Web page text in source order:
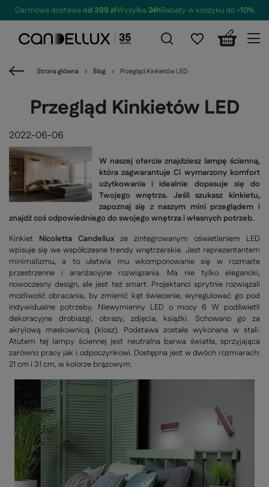
Darmowa dostawa od 399 złWysyłka 24hRabaty w koszyku do-10%
Strona główna Blog Przegląd Kinkietów LED
Przegląd Kinkietów LED
2022-06-06
W naszej ofercie znajdziesz lampę ścienną,
która zagwarantuje Ci wymarzony komfort
użytkowania i idealnie dopasuje się do
Twojego wnętrza. Jeśli szukasz kinkietu,
zapoznaj się z naszym mini przeglądem i
znajdź coś odpowiedniego do swojego wnętrza i własnych potrzeb.
Kinkiet Nicoletta Candellux ze zintegrowanym oświetleniem LED
wpisuje się we współczesne trendy wnętrzarskie. Jest reprezentantem
minimalizmu, a to ułatwia mu wkomponowanie się w rozmaite
przestrzenne i aranżacyjne rozwiązania. Ma nie tylko elegancki,
nowoczesny design, ale jest też smart. Projektanci sprytnie rozwiązali
możliwość obracania, by zmienić kąt świecenie, wyregulować go pod
indywidualne potrzeby. Niewymienny LED o mocy 6 W podświetli
dekoracyjne drobiazgi, obrazy, zdjęcia, książki. Schowano go za
akrylową maskownicą (klosz). Podstawa została wykonana w stali.
Atutem tej lampy ściennej jest neutralna barwa światła, sprzyjająca
zarówno pracy jak i odpoczynkowi. Dostępna jest w dwóch rozmiarach:
21 cm i 31 cm, w kolorze brązowym.